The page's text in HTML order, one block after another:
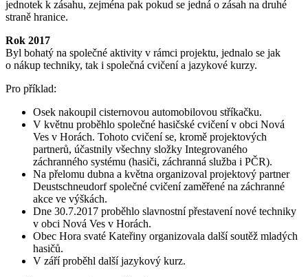
jednotek k zásahu, zejména pak pokud se jedná o zásah na druhé
straně hranice.
Rok 2017
Byl bohatý na společné aktivity v rámci projektu, jednalo se jak
o nákup techniky, tak i společná cvičení a jazykové kurzy.
Pro příklad:
Osek nakoupil cisternovou automobilovou stříkačku.
V květnu proběhlo společné hasičské cvičení v obci Nová
Ves v Horách. Tohoto cvičení se, kromě projektových
partnerů, účastnily všechny složky Integrovaného
záchranného systému (hasiči, záchranná služba i PČR).
Na přelomu dubna a května organizoval projektový partner
Deustschneudorf společné cvičení zaměřené na záchranné
akce ve výškách.
Dne 30.7.2017 proběhlo slavnostní přestavení nové techniky
v obci Nová Ves v Horách.
Obec Hora svaté Kateřiny organizovala další soutěž mladých
hasičů.
V září proběhl další jazykový kurz.